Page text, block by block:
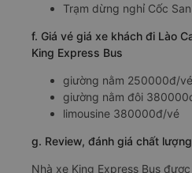
Trạm dừng nghỉ Cốc San
f. Giá vé giá xe khách đi Lào
King Express Bus
giường nằm 250000đ/vé
giường nằm đôi
limousine 380000đ/vé
g. Review, đánh giá chất
Nhà xe King Express Bus